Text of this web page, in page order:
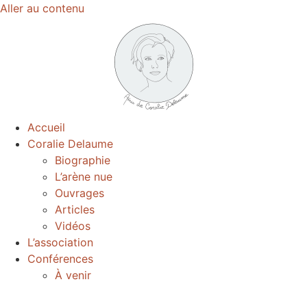
Aller au contenu
Accueil
Coralie Delaume
Biographie
L’arène nue
Ouvrages
Articles
Vidéos
L’association
Conférences
À venir